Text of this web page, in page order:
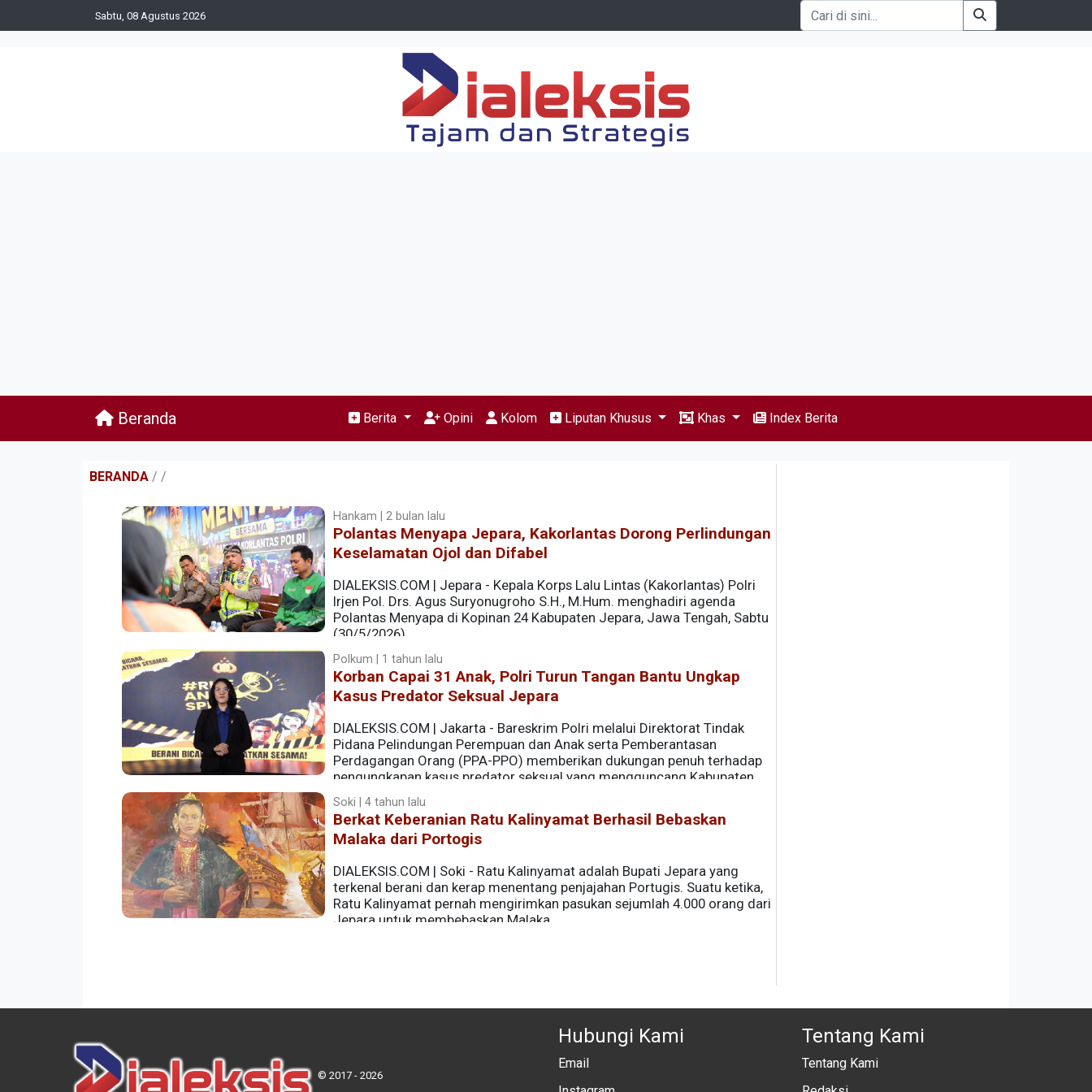
Sabtu, 08 Agustus 2026
Beranda Berita Opini Kolom Liputan Khusus Khas Index Berita
BERANDA / /
Hankam | 2 bulan lalu
Polantas Menyapa Jepara, Kakorlantas Dorong Perlindungan
Keselamatan Ojol dan Difabel
DIALEKSIS.COM | Jepara - Kepala Korps Lalu Lintas (Kakorlantas) Polri
Irjen Pol. Drs. Agus Suryonugroho S.H., M.Hum. menghadiri agenda
Polantas Menyapa di Kopinan 24 Kabupaten Jepara, Jawa Tengah, Sabtu
(30/5/2026).
Polkum | 1 tahun lalu
Korban Capai 31 Anak, Polri Turun Tangan Bantu Ungkap
Kasus Predator Seksual Jepara
DIALEKSIS.COM | Jakarta - Bareskrim Polri melalui Direktorat Tindak
Pidana Pelindungan Perempuan dan Anak serta Pemberantasan
Perdagangan Orang (PPA-PPO) memberikan dukungan penuh terhadap
pengungkapan kasus predator seksual yang mengguncang Kabupaten
Jepara, Jawa Tengah.
Soki | 4 tahun lalu
Berkat Keberanian Ratu Kalinyamat Berhasil Bebaskan
Malaka dari Portogis
DIALEKSIS.COM | Soki - Ratu Kalinyamat adalah Bupati Jepara yang
terkenal berani dan kerap menentang penjajahan Portugis. Suatu ketika,
Ratu Kalinyamat pernah mengirimkan pasukan sejumlah 4.000 orang dari
Jepara untuk membebaskan Malaka.
© 2017 - 2026
Hubungi Kami
Email
Tentang Kami
Tentang Kami